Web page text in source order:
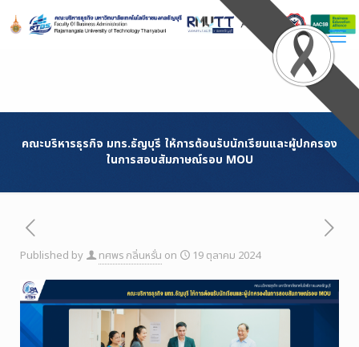
Content
คณะบริหารธุรกิจ มทร.ธัญบุรี ให้การต้อนรับนักเรียนและผู้ปกครอง
ในการสอบสัมภาษณ์รอบ MOU
Published by ทศพร กลิ่นหรั่น on 19 ตุลาคม 2024